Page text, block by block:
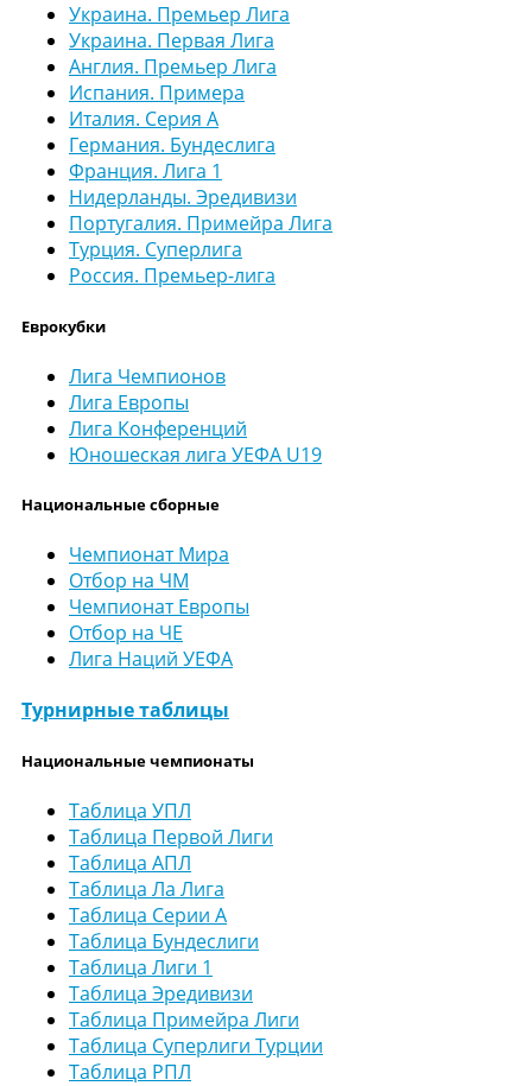
Украина. Премьер Лига
Украина. Первая Лига
Англия. Премьер Лига
Испания. Примера
Италия. Серия А
Германия. Бундеслига
Франция. Лига 1
Нидерланды. Эредивизи
Португалия. Примейра Лига
Турция. Суперлига
Россия. Премьер-лига
Еврокубки
Лига Чемпионов
Лига Европы
Лига Конференций
Юношеская лига УЕФА U19
Национальные сборные
Чемпионат Мира
Отбор на ЧМ
Чемпионат Европы
Отбор на ЧЕ
Лига Наций УЕФА
Турнирные таблицы
Национальные чемпионаты
Таблица УПЛ
Таблица Первой Лиги
Таблица АПЛ
Таблица Ла Лига
Таблица Серии А
Таблица Бундеслиги
Таблица Лиги 1
Таблица Эредивизи
Таблица Примейра Лиги
Таблица Суперлиги Турции
Таблица РПЛ